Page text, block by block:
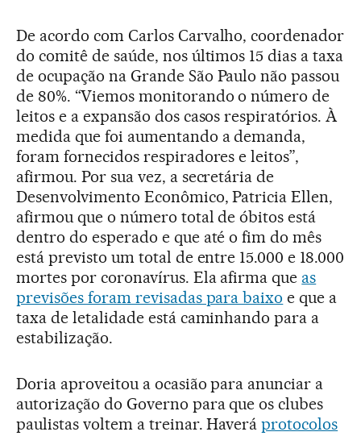
De acordo com Carlos Carvalho, coordenador
do comitê de saúde, nos últimos 15 dias a taxa
de ocupação na Grande São Paulo não passou
de 80%. “Viemos monitorando o número de
leitos e a expansão dos casos respiratórios. À
medida que foi aumentando a demanda,
foram fornecidos respiradores e leitos”,
afirmou. Por sua vez, a secretária de
Desenvolvimento Econômico, Patricia Ellen,
afirmou que o número total de óbitos está
dentro do esperado e que até o fim do mês
está previsto um total de entre 15.000 e 18.000
mortes por coronavírus. Ela afirma que as
previsões foram revisadas para baixo e que a
taxa de letalidade está caminhando para a
estabilização.
Doria aproveitou a ocasião para anunciar a
autorização do Governo para que os clubes
paulistas voltem a treinar. Haveráprotocolos